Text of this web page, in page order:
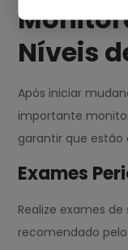
Níveis
Após iniciar
importante
garantir que estão
Exames
Realize exames
recomendado